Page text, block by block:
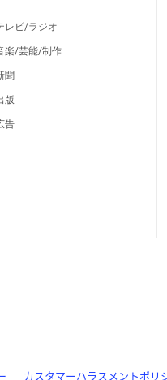
レビ/ラジオ
楽/芸能/制作
聞
版
告
カスタマーハラスメントポリ